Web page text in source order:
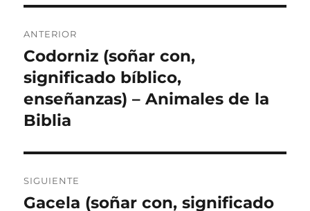
de
entradas
ANTERIOR
Entrada
anterior:
Codorniz (soñar con,
significado bíblico,
enseñanzas) – Animales de la
Biblia
SIGUIENTE
Entrada
Gacela (soñar con, significado